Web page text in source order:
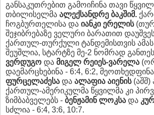
განსაკუთრებით გამოიჩინა თავი
თბილისელმა ალექსანდრე ბაკშიმ.
ჩოგბურთელისა და იანკი ერელის
შეჯიბრებაზე ველური ბარათით
ქართულ-თურქული ტანდემისთვის
შეუშლია, სტარტზე მე-2 ნომრად
ვერდუგო და მიგელ რეიეს-ვარელა
დაემარცხებინა - 6:4, 6:2,
ფურცელაძესა და ალაფია აიენის(აშშ)
ქართულ-ამერიკულმა წყვილმა კი
ზიმბაბველებს - ბენჟამინ ლოკსა და
სძლია - 6:4, 3:6, 10:7.